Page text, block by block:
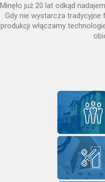
Minęło już 20 lat odkąd
Gdy nie wystarcza
produkcji włączamy